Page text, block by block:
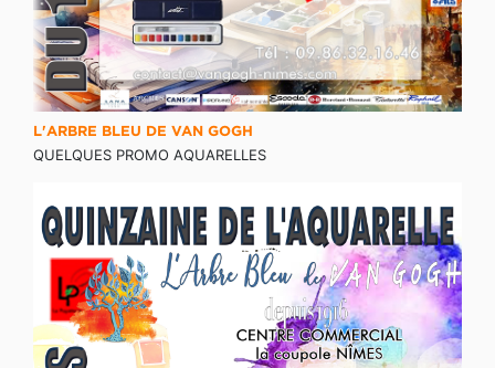
L'ARBRE BLEU DE VAN GOGH
QUELQUES PROMO AQUARELLES